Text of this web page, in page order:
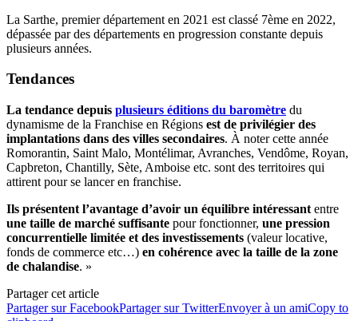
La Sarthe, premier département en 2021 est classé 7ème en 2022,
dépassée par des départements en progression constante depuis
plusieurs années.
Tendances
La tendance depuis plusieurs éditions du baromètre du
dynamisme de la Franchise en Régions est de privilégier des
implantations dans des villes secondaires. À noter cette année
Romorantin, Saint Malo, Montélimar, Avranches, Vendôme, Royan,
Capbreton, Chantilly, Sète, Amboise etc. sont des territoires qui
attirent pour se lancer en franchise.
Ils présentent l’avantage d’avoir un équilibre intéressant entre
une taille de marché suffisante pour fonctionner, une pression
concurrentielle limitée et des investissements (valeur locative,
fonds de commerce etc…) en cohérence avec la taille de la zone
de chalandise. »
Partager cet article
Partager sur FacebookPartager sur TwitterEnvoyer à un amiCopy to